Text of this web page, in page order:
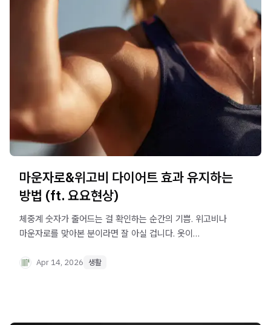
마운자로&위고비 다이어트 효과 유지하는
방법 (ft. 요요현상)
체중계 숫자가 줄어드는 걸 확인하는 순간의 기쁨. 위고비나
마운자로를 맞아본 분이라면 잘 아실 겁니다. 옷이
좋아지는 경험을 하다 보면 자연스럽게 이런 생각이
Apr 14, 2026 생활